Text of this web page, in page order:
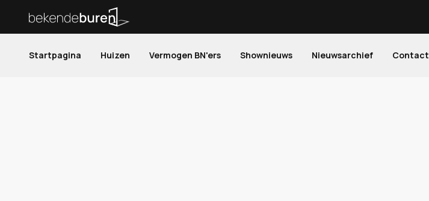
Startpagina Huizen Vermogen BN'ers Shownieuws Nieuwsarchief Contact